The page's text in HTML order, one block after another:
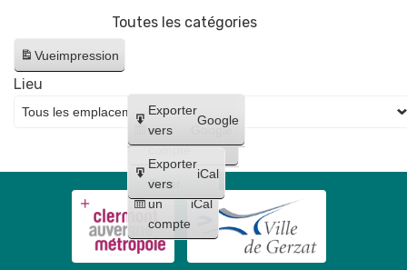
Toutes les catégories
Vueimpression
Créer
un
compte
Google
Créer
un
compte
iCal
Exporter
vers
Google
Exporter
vers
iCal
Lieu